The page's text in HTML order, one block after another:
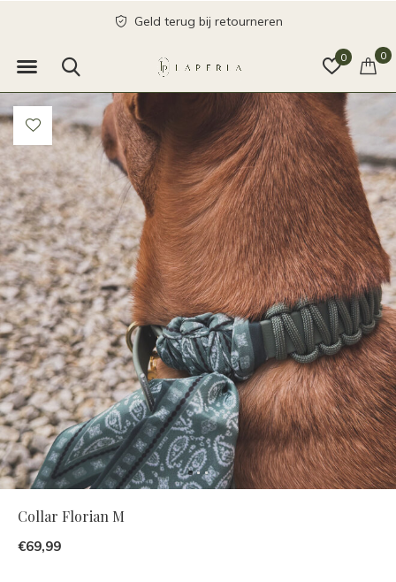
0 0
Geld terug bij retourneren
Collar Florian M
€69,99